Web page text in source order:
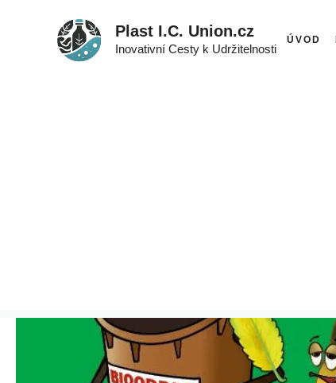
Plast I.C. Union.cz
Inovativní Cesty k Udržitelnosti
ÚVOD